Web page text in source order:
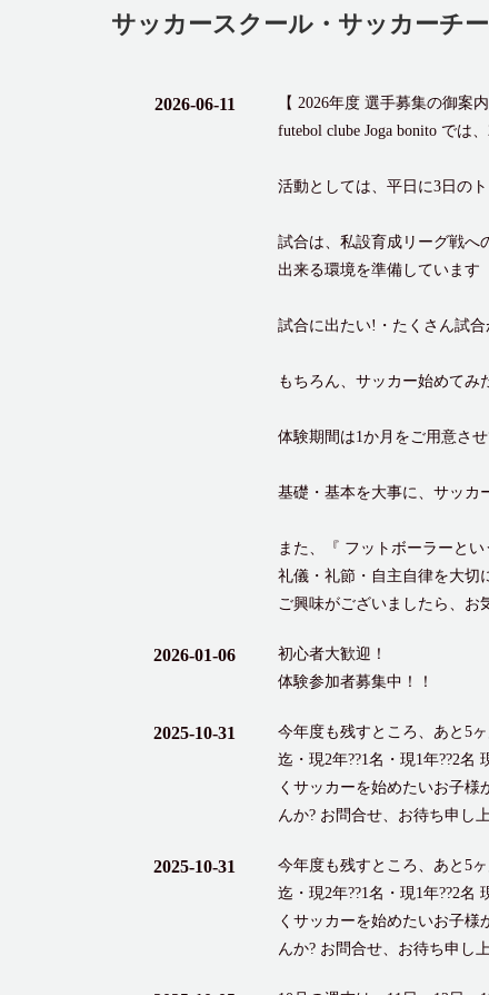
サッカースクール・サッカーチ
2026-06-11
【 2026年度 選手募集の御案内
futebol clube Joga bonito では
活動としては、平日に3日の
試合は、私設育成リーグ戦へ
出来る環境を準備しています
試合に出たい!・たくさん試
もちろん、サッカー始めてみ
体験期間は1か月をご用意さ
基礎・基本を大事に、サッカ
また、『 フットボーラーと
礼儀・礼節・自主自律を大切
ご興味がございましたら、お
2026-01-06
初心者大歓迎！
体験参加者募集中！！
2025-10-31
今年度も残すところ、あと5
迄・現2年??1名・現1年??2
くサッカーを始めたいお子
んか? お問合せ、お待ち申し
2025-10-31
今年度も残すところ、あと5
迄・現2年??1名・現1年??2
くサッカーを始めたいお子
んか? お問合せ、お待ち申し